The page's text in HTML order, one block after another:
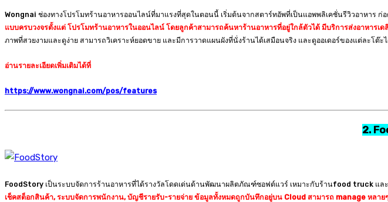
Wongnai ช่องทางโปรโมทร้านอาหารออนไลน์ที่มาแรงที่สุดในตอนนี้ เริ่มต้นจากสตาร์ทอัพที่เป็นแอพพลิเคชั่นรีวิวอาหาร
แบบครบวงจรตั้งแต่ โปรโมทร้านอาหารในออนไลน์ โดยลูกค้าสามารถค้นหาร้านอาหารที่อยู่ใกล้ตัวได้ มีบริการส่งอาหารเ
ภาพที่สวยงามและดูง่าย สามารถวิเคราะห์ยอดขาย และมีการวาดแผนผังที่นั่งร้านได้เสมือนจริง และดูออเดอร์ของแต่ละโต๊ะ
อ่านรายละเอียดเพิ่มเติมได้ที่
https://www.wongnai.com/pos/features
2.
FoodStory เป็นระบบจัดการร้านอาหารที่ได้รางวัลโดดเด่นด้านพัฒนาผลิตภัณฑ์ซอฟต์แวร์ เหมาะกับร้านfood truck แล
เช็คสต็อกสินค้า, ระบบจัดการพนักงาน, บัญชีรายรับ-รายจ่าย ข้อมูลทั้งหมดถูกบันทึกอยู่บน Cloud สามารถ manage หลาย